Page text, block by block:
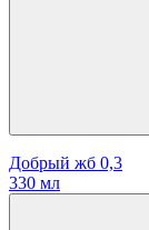
Добрый жб 0,3
330 мл